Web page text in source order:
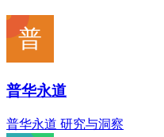
普华永道
普华永道 研究与洞察